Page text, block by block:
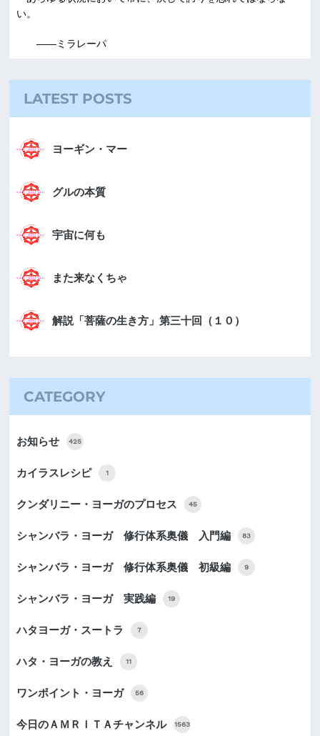
い。
――ミラレーパ
LATEST POSTS
ヨーギン・マー
グルの本質
宇宙に何も
また来なくちゃ
解説「菩薩の生き方」第三十回（１０）
CATEGORY
お知らせ 425
カイラスレシピ 1
クンダリニー・ヨーガのプロセス 45
シャンバラ・ヨーガ 修行体系奥儀 入門編 83
シャンバラ・ヨーガ 修行体系奥儀 初級編 9
シャンバラ・ヨーガ 実践編 19
ハタヨーガ・スートラ 7
ハタ・ヨーガの教え 11
ワンポイント・ヨーガ 56
今日のＡＭＲＩＴＡチャンネル 1563